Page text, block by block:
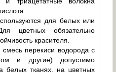
для белых или
цветных обязательно
красителя.
перекиси водорода с
и другие) допустимо
белых тканях, на цветных